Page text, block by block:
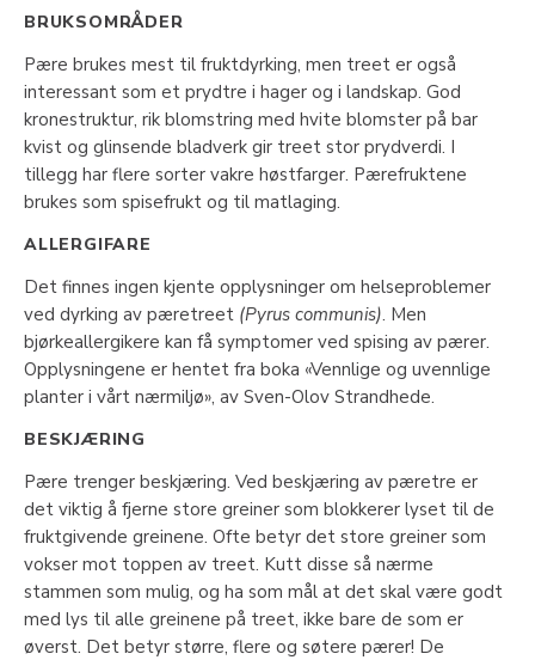
BRUKSOMRÅDER
Pære brukes mest til fruktdyrking, men treet er også
interessant som et prydtre i hager og i landskap. God
kronestruktur, rik blomstring med hvite blomster på bar
kvist og glinsende bladverk gir treet stor prydverdi. I
tillegg har flere sorter vakre høstfarger. Pærefruktene
brukes som spisefrukt og til matlaging.
ALLERGIFARE
Det finnes ingen kjente opplysninger om helseproblemer
ved dyrking av pæretreet (Pyrus communis). Men
bjørkeallergikere kan få symptomer ved spising av pærer.
Opplysningene er hentet fra boka «Vennlige og uvennlige
planter i vårt nærmiljø», av Sven-Olov Strandhede.
BESKJÆRING
Pære trenger beskjæring. Ved beskjæring av pæretre er
det viktig å fjerne store greiner som blokkerer lyset til de
fruktgivende greinene. Ofte betyr det store greiner som
vokser mot toppen av treet. Kutt disse så nærme
stammen som mulig, og ha som mål at det skal være godt
med lys til alle greinene på treet, ikke bare de som er
øverst. Det betyr større, flere og søtere pærer! De